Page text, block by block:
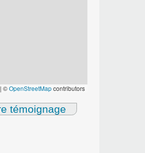
©OpenStreetMapcontributors
témoignage